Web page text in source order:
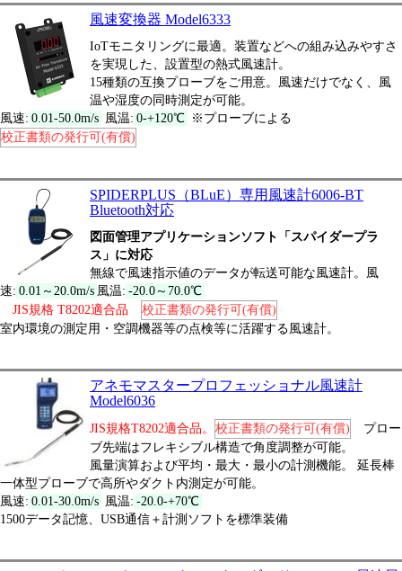
風速変換器 Model6333
IoTモニタリングに最適。装置などへの組み込みやすさ
を実現した、設置型の熱式風速計。
15種類の互換プローブをご用意。風速だけでなく、風
温や湿度の同時測定が可能。
風速: 0.01-50.0m/s 風温: 0-+120℃ ※プローブによる
校正書類の発行可(有償)
SPIDERPLUS（BLuE）専用風速計6006-BT
Bluetooth対応
図面管理アプリケーションソフト「スパイダープラ
ス」に対応
無線で風速指示値のデータが転送可能な風速計。風
速: 0.01～20.0m/s 風温: -20.0～70.0℃
JIS規格 T8202適合品
校正書類の発行可(有償)
室内環境の測定用・空調機器等の点検等に活躍する風速計。
アネモマスタープロフェッショナル風速計
Model6036
JIS規格T8202適合品。 校正書類の発行可(有償)
プロー
ブ先端はフレキシブル構造で角度調整が可能。
風量演算および平均・最大・最小の計測機能。 延長棒
一体型プローブで高所やダクト内測定が可能。
風速: 0.01-30.0m/s 風温: -20.0-+70℃
1500データ記憶、USB通信＋計測ソフトを標準装備